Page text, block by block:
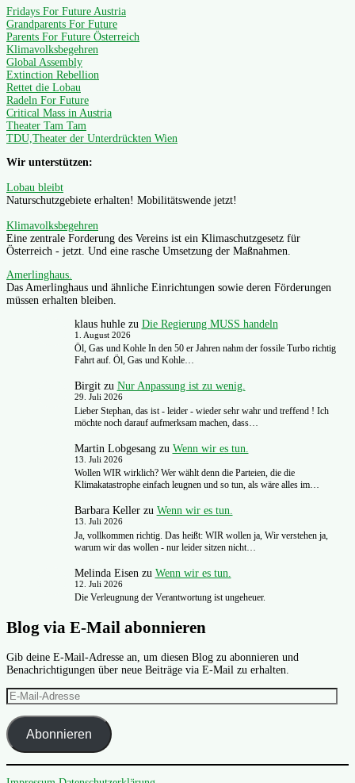
Fridays For Future Austria
Grandparents For Future
Parents For Future Österreich
Klimavolksbegehren
Global Assembly
Extinction Rebellion
Rettet die Lobau
Radeln For Future
Critical Mass in Austria
Theater Tam Tam
TDU,Theater der Unterdrückten Wien
Wir unterstützen:
Lobau bleibt
Naturschutzgebiete erhalten! Mobilitätswende jetzt!
Klimavolksbegehren
Eine zentrale Forderung des Vereins ist ein Klimaschutzgesetz für
Österreich - jetzt. Und eine rasche Umsetzung der Maßnahmen.
Amerlinghaus.
Das Amerlinghaus und ähnliche Einrichtungen sowie deren Förderungen
müssen erhalten bleiben.
klaus huhlezu Die Regierung MUSS handeln
1. August 2026
Öl, Gas und Kohle In den 50 er Jahren nahm der fossile Turbo richtig
Fahrt auf. Öl, Gas und Kohle…
Birgitzu Nur Anpassung ist zu wenig.
29. Juli 2026
Lieber Stephan, das ist - leider - wieder sehr wahr und treffend ! Ich
möchte noch darauf aufmerksam machen, dass…
Martin Lobgesangzu Wenn wir es tun.
13. Juli 2026
Wollen WIR wirklich? Wer wählt denn die Parteien, die die
Klimakatastrophe einfach leugnen und so tun, als wäre alles im…
Barbara Kellerzu Wenn wir es tun.
13. Juli 2026
Ja, vollkommen richtig. Das heißt: WIR wollen ja, Wir verstehen ja,
warum wir das wollen - nur leider sitzen nicht…
Melinda Eisen zu Wenn wir es tun.
12. Juli 2026
Die Verleugnung der Verantwortung ist ungeheuer.
Blog via E-Mail abonnieren
Gib deine E-Mail-Adresse an, um diesen Blog zu abonnieren und
Benachrichtigungen über neue Beiträge via E-Mail zu erhalten.
E-
Mail-
Adresse
Abonnieren